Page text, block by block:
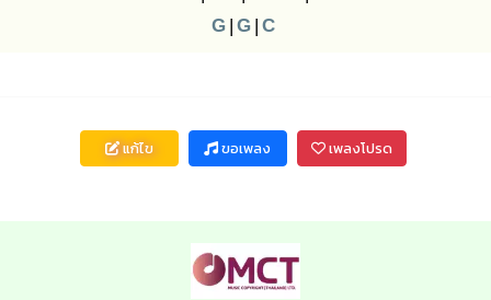
G | G | C
แก้ไข ขอเพลง เพลงโปรด